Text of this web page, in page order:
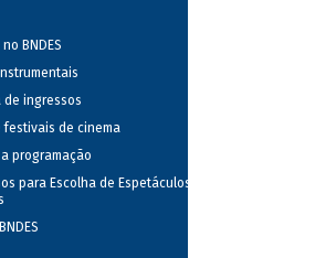
BNDES
de ingressos
festivais de cinema
programação
para Escolha de Espetáculos